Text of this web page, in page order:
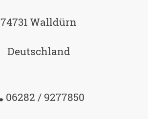
74731 Walldürn
Deutschland
06282 / 9277850